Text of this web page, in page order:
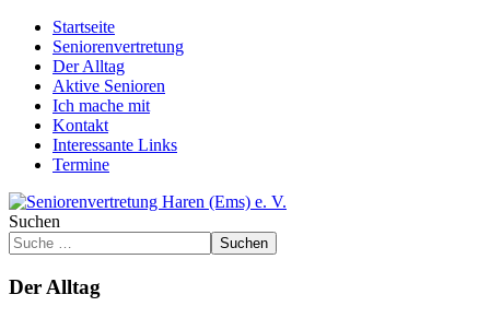
Startseite
Seniorenvertretung
Der Alltag
Aktive Senioren
Ich mache mit
Kontakt
Interessante Links
Termine
Suchen
Suchen
Der Alltag